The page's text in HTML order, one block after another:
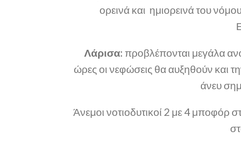
ορεινά και ημιορεινά του
Λάρισα: προβλέπονται μεγάλα
ώρες οι νεφώσεις θα αυξηθούν και
άνευ
Άνεμοι νοτιοδυτικοί 2 με 4 μποφόρ